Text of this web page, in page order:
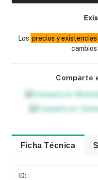
Los precios y existencias
cambios
Comparte
Ficha Técnica
ID: